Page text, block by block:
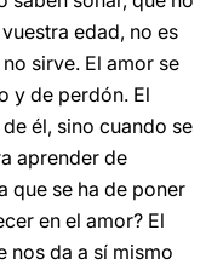
edad, no es
sirve. El amor se
y de perdón. El
él, sino cuando se
aprender de
que se ha de poner
en el amor? El
nos da a sí mismo